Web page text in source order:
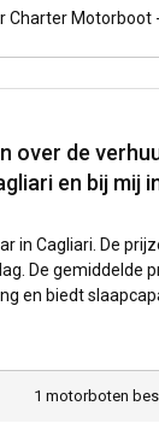
Charter Motorboot
over de
en bij mij
in Cagliari. De
De gemiddelde
en biedt
1 motorboten